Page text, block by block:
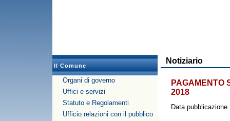
Il Comune
Organi di governo
Uffici e servizi
Statuto e Regolamenti
Ufficio relazioni con il pubblico
Notiziario
PAGAMENTO
2018
Data